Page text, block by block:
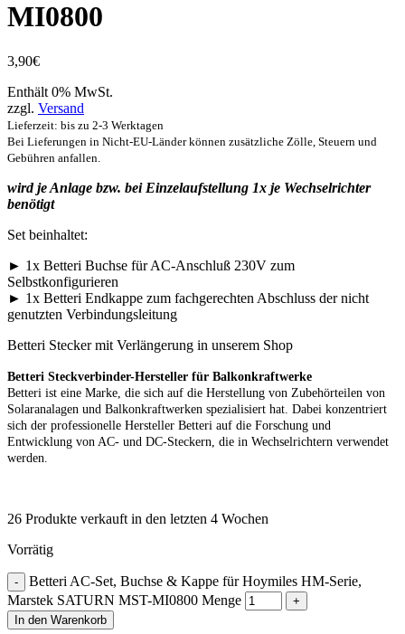
MI0800
3,90€
Enthält 0% MwSt.
zzgl. Versand
Lieferzeit: bis zu 2-3 Werktagen
Bei Lieferungen in Nicht-EU-Länder können zusätzliche Zölle, Steuern und
Gebühren anfallen.
wird je Anlage bzw. bei Einzelaufstellung 1x je Wechselrichter
benötigt
Set beinhaltet:
► 1x Betteri Buchse für AC-Anschluß 230V zum
Selbstkonfigurieren
► 1x Betteri Endkappe zum fachgerechten Abschluss der nicht
genutzten Verbindungsleitung
Betteri Stecker mit Verlängerung in unserem Shop
Betteri Steckverbinder-Hersteller für Balkonkraftwerke
Betteri ist eine Marke, die sich auf die Herstellung von Zubehörteilen von
Solaranalagen und Balkonkraftwerken spezialisiert hat. Dabei konzentriert
sich der professionelle Hersteller Betteri auf die Forschung und
Entwicklung von AC- und DC-Steckern, die in Wechselrichtern verwendet
werden.
26 Produkte verkauft in den letzten 4 Wochen
Vorrätig
Betteri AC-Set, Buchse & Kappe für Hoymiles HM-Serie,
Marstek SATURN MST-MI0800 Menge
In den Warenkorb